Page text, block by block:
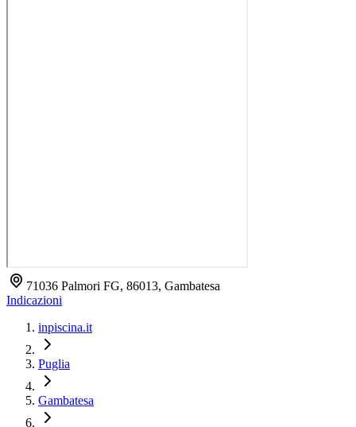
71036 Palmori FG, 86013, Gambatesa
Indicazioni
inpiscina.it
Puglia
Gambatesa